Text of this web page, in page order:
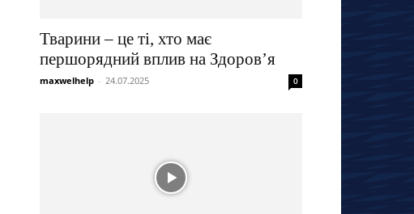
Тварини – це ті, хто має
першорядний вплив на Здоров’я
maxwelhelp - 24.07.2025 0